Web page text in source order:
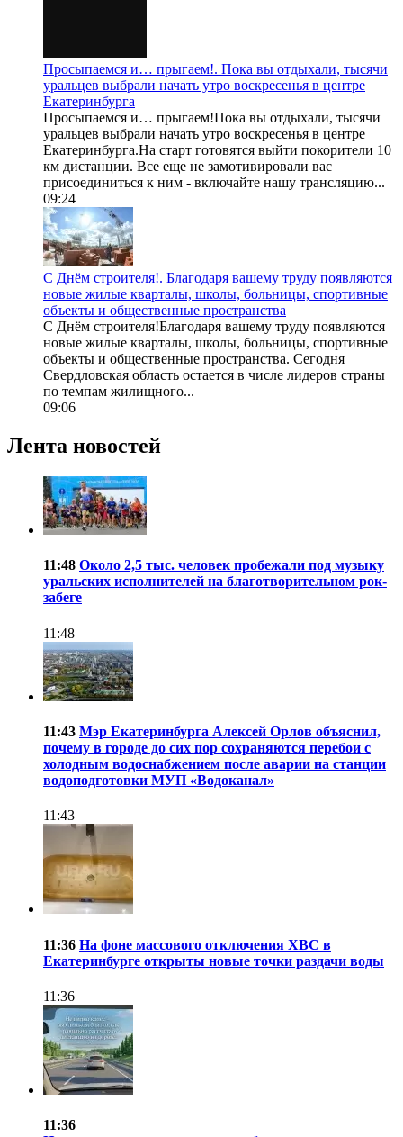
Просыпаемся и… прыгаем!. Пока вы отдыхали, тысячи
уральцев выбрали начать утро воскресенья в центре
Екатеринбурга
Просыпаемся и… прыгаем!Пока вы отдыхали, тысячи
уральцев выбрали начать утро воскресенья в центре
Екатеринбурга.На старт готовятся выйти покорители 10
км дистанции. Все еще не замотивировали вас
присоединиться к ним - включайте нашу трансляцию...
09:24
С Днём строителя!. Благодаря вашему труду появляются
новые жилые кварталы, школы, больницы, спортивные
объекты и общественные пространства
С Днём строителя!Благодаря вашему труду появляются
новые жилые кварталы, школы, больницы, спортивные
объекты и общественные пространства. Сегодня
Свердловская область остается в числе лидеров страны
по темпам жилищного...
09:06
Лента новостей
11:48 Около 2,5 тыс. человек пробежали под музыку
уральских исполнителей на благотворительном рок-
забеге
11:48
11:43 Мэр Екатеринбурга Алексей Орлов объяснил,
почему в городе до сих пор сохраняются перебои с
холодным водоснабжением после аварии на станции
водоподготовки МУП «Водоканал»
11:43
11:36 На фоне массового отключения ХВС в
Екатеринбурге открыты новые точки раздачи воды
11:36
11:36